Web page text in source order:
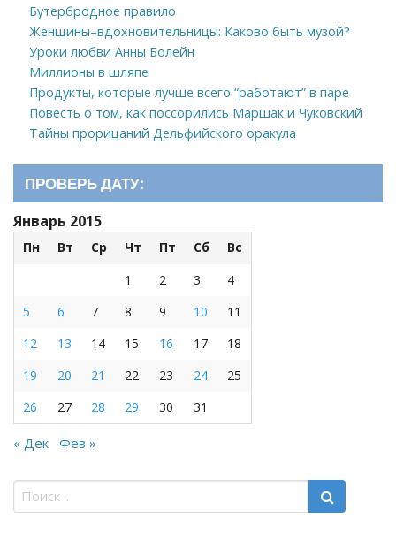
Бутербродное правило
Женщины–вдохновительницы: Каково быть музой?
Уроки любви Анны Болейн
Миллионы в шляпе
Продукты, которые лучше всего “работают” в паре
Повесть о том, как поссорились Маршак и Чуковский
Тайны прорицаний Дельфийского оракула
ПРОВЕРЬ ДАТУ:
Январь 2015
Пн Вт Ср Чт Пт Сб
Вс
1
2 3
4
5
6 7 8 9 10
11
12
13 14 15 16 17
18
19
20 21 22 23 24
25
26
27 28 29 30 31
« Дек Фев »